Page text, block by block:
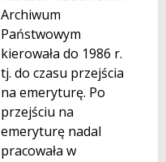
Archiwum
Państwowym
kierowała do 1986 r.
tj. do czasu przejścia
na emeryturę. Po
przejściu na
emeryturę nadal
pracowała w